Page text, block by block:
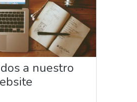
a nuestro